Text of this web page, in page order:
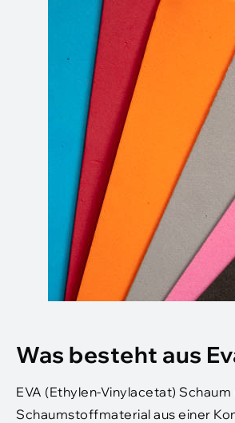
Was besteht aus
EVA (Ethylen-Vinylacetat)
Schaumstoffmaterial aus einer